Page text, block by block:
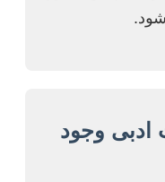
ادبی وجود